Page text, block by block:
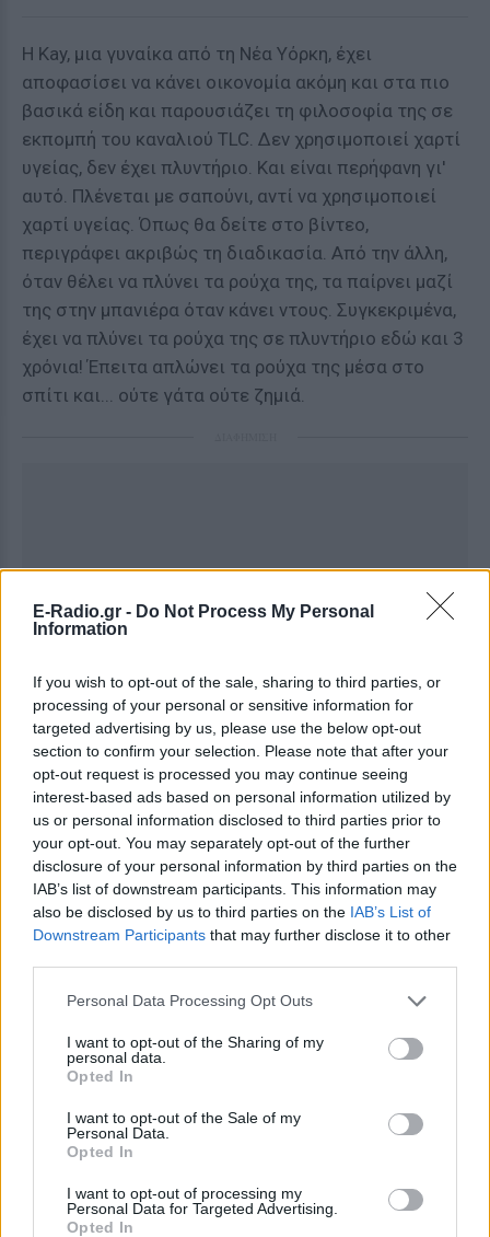
E-Radio.gr - Do Not Process My Personal
Information
If you wish to opt-out of the sale, sharing to third parties, or
processing of your personal or sensitive information for
targeted advertising by us, please use the below opt-out
section to confirm your selection. Please note that after your
opt-out request is processed you may continue seeing
interest-based ads based on personal information utilized by
us or personal information disclosed to third parties prior to
your opt-out. You may separately opt-out of the further
disclosure of your personal information by third parties on the
IAB’s list of downstream participants. This information may
also be disclosed by us to third parties on the IAB’s List of
Downstream Participants that may further disclose it to other
Personal Data Processing Opt Outs
I want to opt-out of the Sharing of my
personal data.
Opted In
I want to opt-out of the Sale of my
Personal Data.
Opted In
I want to opt-out of processing my
Personal Data for Targeted Advertising.
Opted In
Η Kay, μια γυναίκα από τη Νέα Υόρκη, έχει
αποφασίσει να κάνει οικονομία ακόμη και στα πιο
βασικά είδη και παρουσιάζει τη φιλοσοφία της σε
εκπομπή του καναλιού TLC. Δεν χρησιμοποιεί χαρτί
υγείας, δεν έχει πλυντήριο. Και είναι περήφανη γι'
αυτό. Πλένεται με σαπούνι, αντί να χρησιμοποιεί
χαρτί υγείας. Όπως θα δείτε στο βίντεο,
περιγράφει ακριβώς τη διαδικασία. Από την άλλη,
όταν θέλει να πλύνει τα ρούχα της, τα παίρνει μαζί
της στην μπανιέρα όταν κάνει ντους. Συγκεκριμένα,
έχει να πλύνει τα ρούχα της σε πλυντήριο εδώ και 3
χρόνια! Έπειτα απλώνει τα ρούχα της μέσα στο
σπίτι και... ούτε γάτα ούτε ζημιά.
Ακολουθήστε το E-Radio.gr στοGoogle News
και μάθετε πρώτοιτα πιο hot νέα.
Εσύ μπήκες στο E-Daily.gr; Τα νέα της ημέρας
και ότι σου κάνει κλικ!
Ακολουθήστε το E-Radio.gr και στο Instagram